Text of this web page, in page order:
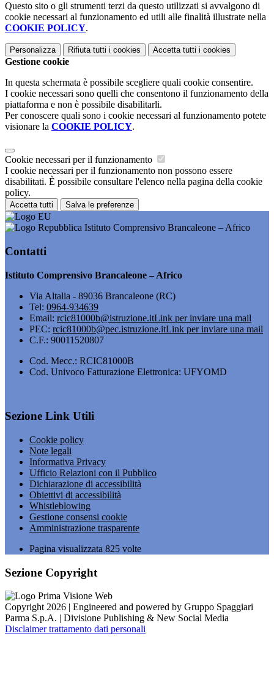
Questo sito o gli strumenti terzi da questo utilizzati si avvalgono di
cookie necessari al funzionamento ed utili alle finalità illustrate nella
COOKIE POLICY.
Personalizza Rifiuta tutti i cookies Accetta tutti i cookies
Gestione cookie
In questa schermata è possibile scegliere quali cookie consentire.
I cookie necessari sono quelli che consentono il funzionamento della
piattaforma e non è possibile disabilitarli.
Per conoscere quali sono i cookie necessari al funzionamento potete
visionare la COOKIE POLICY.
Cookie necessari per il funzionamento
I cookie necessari per il funzionamento non possono essere
disabilitati. È possibile consultare l'elenco nella pagina della cookie
policy.
Accetta tutti Salva le preferenze
Istituto Comprensivo Brancaleone – Africo
Contatti
Istituto Comprensivo Brancaleone – Africo
Via Altalia - 89036 Brancaleone (RC)
Tel: 0964-934639
Email: rcic81000b@istruzione.itLink per inviare una mail
PEC: rcic81000b@pec.istruzione.itLink per inviare una mail
C.F.: 90011520807
Cod. Mecc.: RCIC81000B
Cod. Univoco Fatturazione Elettronica: UFYOMD
Sezione Link Utili
Cookie policy
Note legali
Informativa Privacy
Ufficio Relazioni con il Pubblico
Dichiarazione di accessibilità
Obiettivi di accessibilità
Whistleblowing
Gestione consensi cookie
Amministrazione trasparente
Pagina visualizzata 825 volte
Sezione Copyright
Copyright 2026 | Engineered and powered by Gruppo Spaggiari
Parma S.p.A. | Divisione Publishing & New Social Media
Disclaimer trattamento dati personali